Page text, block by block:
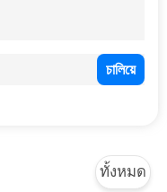
ทั้งหมด